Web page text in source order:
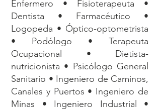
Enfermero • Fisioterapeuta •
Dentista • Farmacéutico •
Logopeda • Óptico-optometrista
• Podólogo • Terapeuta
Ocupacional • Dietista-
nutricionista • Psicólogo General
Sanitario • Ingeniero de Caminos,
Canales y Puertos • Ingeniero de
Minas • Ingeniero Industrial •